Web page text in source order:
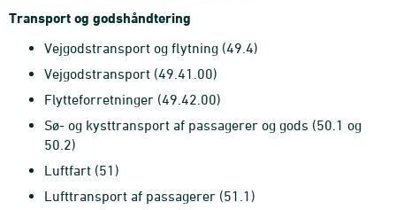
Transport og godshåndtering
Vejgodstransport og flytning (49.4)
Vejgodstransport (49.41.00)
Flytteforretninger (49.42.00)
Sø- og kysttransport af passagerer og gods (50.1 og
50.2)
Luftfart (51)
Lufttransport af passagerer (51.1)